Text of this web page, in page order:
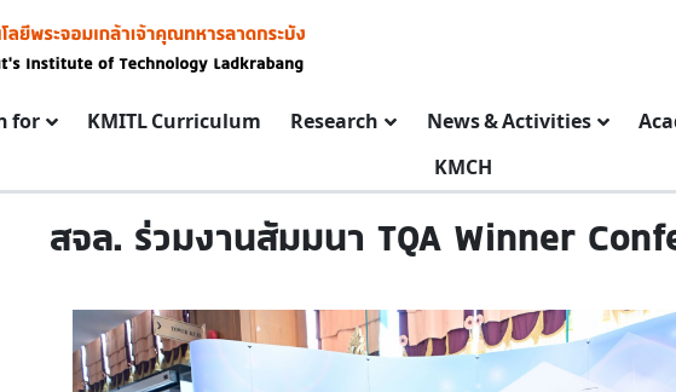
for KMITL Curriculum Research News & Activities
KMCH
สจล. ร่วมงานสัมมนา TQA Winner